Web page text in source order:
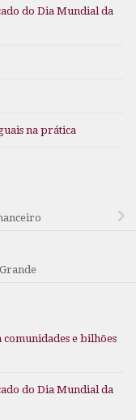
do Dia Mundial da
na prática
comunidades e bilhões
do Dia Mundial da